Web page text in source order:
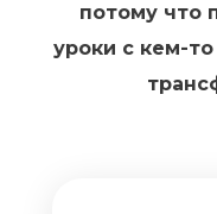
потому что
уроки с кем-